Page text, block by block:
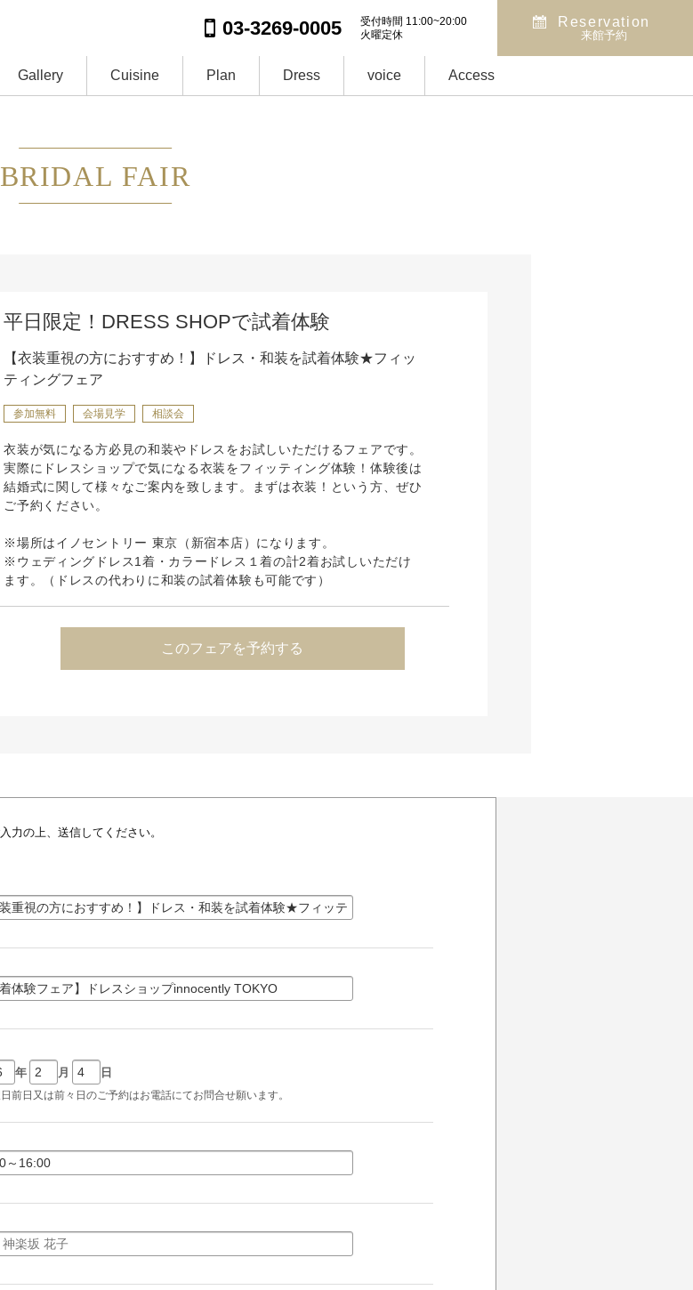
03-3269-0005
受付時間 11:00~20:00
火曜定休
Reservation
来館予約
Gallery Cuisine Plan Dress voice Access
BRIDAL FAIR
平日限定！DRESS SHOPで試着体験
【衣装重視の方におすすめ！】ドレス・和装を試着体験★フィッ
ティングフェア
参加無料 会場見学 相談会
衣装が気になる方必見の和装やドレスをお試しいただけるフェアです。
実際にドレスショップで気になる衣装をフィッティング体験！体験後は
結婚式に関して様々なご案内を致します。まずは衣装！という方、ぜひ
ご予約ください。
※場所はイノセントリー 東京（新宿本店）になります。
※ウェディングドレス1着・カラードレス１着の計2着お試しいただけ
ます。（ドレスの代わりに和装の試着体験も可能です）
このフェアを予約する